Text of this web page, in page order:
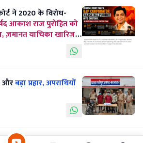
ने 2020 के विरोध-
आकाश राज पुरोहित को
ज़मानत याचिका खारिज
औरबड़ा प्रहार, अपराधियों